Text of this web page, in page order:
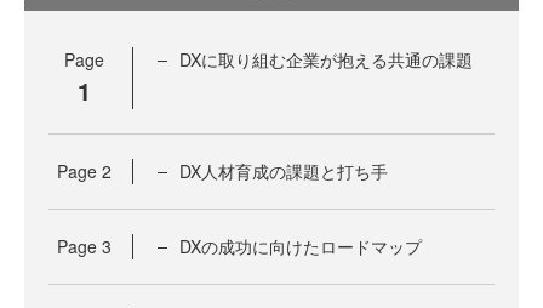
Page
1
DXに取り組む企業が抱える共通の課題
Page 2 DX人材育成の課題と打ち手
Page 3 DXの成功に向けたロードマップ